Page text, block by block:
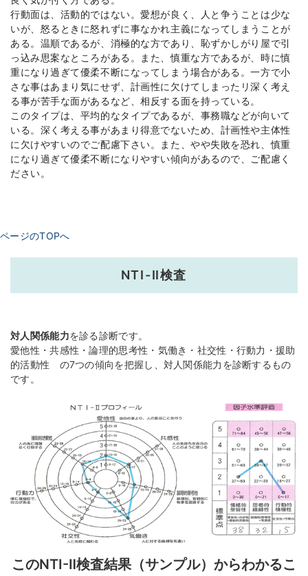
行動面は、活動的ではない。愛想が良く、人と争うことは少な
いが、怒るときに怒れずに事なかれ主義になってしまうことが
ある。温順であるが、消極的な方であり、恥ずかしがり屋で引
っ込み思案なところがある。また、慎重な方であるが、時に慎
重になり過ぎて優柔不断になってしまう場合がある。一方で小
さな事はあまり気にせず、計画性に欠けてしまったリ深く考え
る事が苦手な面があるなど、相反する面を持っている。
このタイプは、平均的なタイプであるが、事務職などが向いて
いる。深く考える事があまり得意でないため、計画性や主体性
に欠けやすいのでご配慮下さい。また、やや失敗を恐れ、慎重
になり過ぎて優柔不断になりやすい傾向があるので、ご配慮く
ださい。
ページのTOPへ
NTI-Ⅱ検査
対人関係能力を診る診断です。
愛他性・共感性・論理的思考性・気働き・社交性・行動力・援助
的活動性 の7つの傾向を把握し、対人関係能力を診断するもの
です。
このNTI-Ⅱ検査結果（サンプル）からわかるこ